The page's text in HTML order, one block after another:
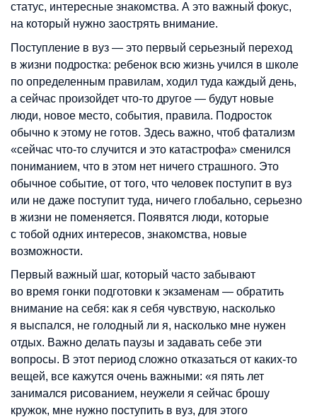
статус, интересные знакомства. А это важный фокус,
на который нужно заострять внимание.
Поступление в вуз — это первый серьезный переход
в жизни подростка: ребенок всю жизнь учился в школе
по определенным правилам, ходил туда каждый день,
а сейчас произойдет что-то другое — будут новые
люди, новое место, события, правила. Подросток
обычно к этому не готов. Здесь важно, чтоб фатализм
«сейчас что-то случится и это катастрофа» сменился
пониманием, что в этом нет ничего страшного. Это
обычное событие, от того, что человек поступит в вуз
или не даже поступит туда, ничего глобально, серьезно
в жизни не поменяется. Появятся люди, которые
с тобой одних интересов, знакомства, новые
возможности.
Первый важный шаг, который часто забывают
во время гонки подготовки к экзаменам — обратить
внимание на себя: как я себя чувствую, насколько
я выспался, не голодный ли я, насколько мне нужен
отдых. Важно делать паузы и задавать себе эти
вопросы. В этот период сложно отказаться от каких-то
вещей, все кажутся очень важными: «я пять лет
занимался рисованием, неужели я сейчас брошу
кружок, мне нужно поступить в вуз, для этого